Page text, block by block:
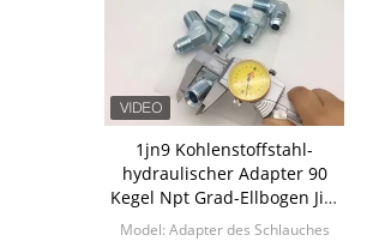
1jn9 Kohlenstoffstahl-
hydraulischer Adapter 90
Kegel Npt Grad-Ellbogen Jic-
Mann74
Model: Adapter des Schlauches